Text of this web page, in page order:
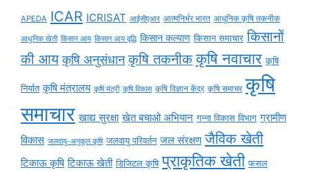
APEDA ICAR ICRISAT आईसीएआर आत्मनिर्भर भारत आधुनिक कृषि तकनीक
आधुनिक खेती किसान आय किसान आय वृद्धि किसान कल्याण किसान समाचार किसानों
की आय कृषि अनुसंधान कृषि तकनीक कृषि नवाचार कृषि
निर्यात कृषि मंत्रालय कृषि मंत्री कृषि विकास कृषि विज्ञान केंद्र कृषि समाचर कृषि
समाचार खाद्य सुरक्षा खेत बचाओ अभियान गन्ना विकास विभाग ग्रामीण
विकास जलवायु-अनुकूल कृषि जलवायु परिवर्तन जल संरक्षण जैविक खेती
टिकाऊ कृषि टिकाऊ खेती डिजिटल कृषि प्राकृतिक खेती फसल